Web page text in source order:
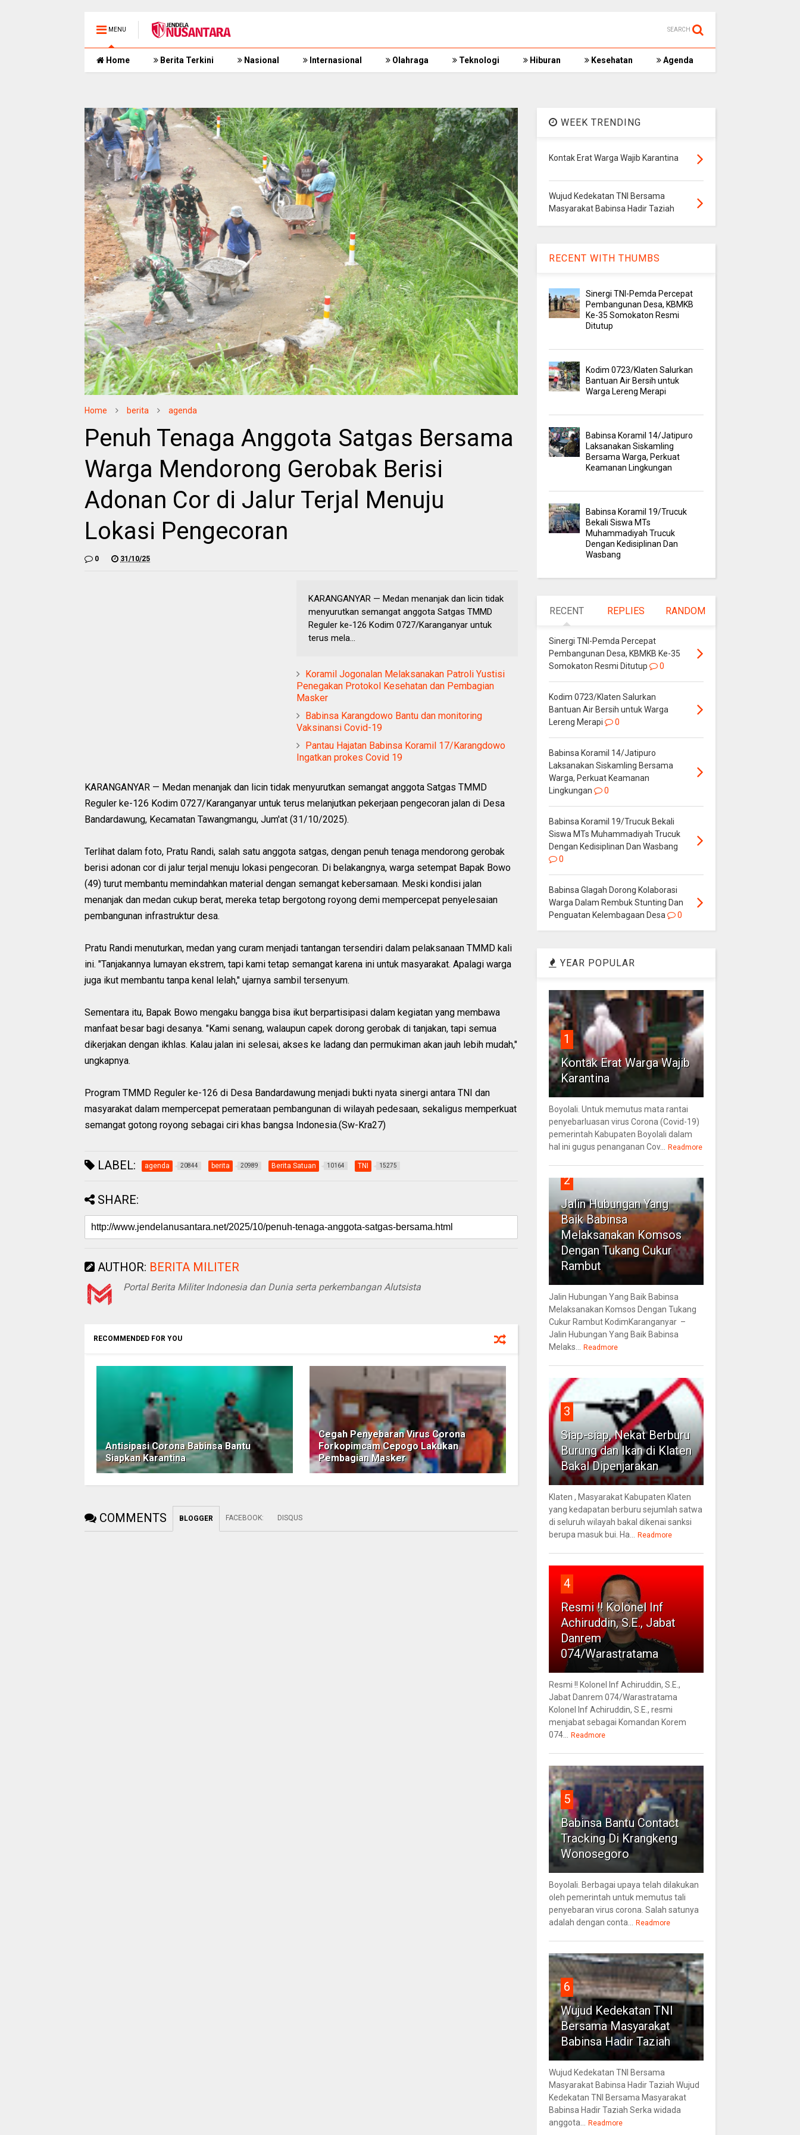
MENU SEARCH
Home Berita Terkini Nasional Internasional Olahraga Teknologi Hiburan Kesehatan Agenda
Home berita agenda
Penuh Tenaga Anggota Satgas Bersama
Warga Mendorong Gerobak Berisi
Adonan Cor di Jalur Terjal Menuju
Lokasi Pengecoran
0 31/10/25
KARANGANYAR — Medan menanjak dan licin tidak
menyurutkan semangat anggota Satgas TMMD
Reguler ke-126 Kodim 0727/Karanganyar untuk
terus mela...
Koramil Jogonalan Melaksanakan Patroli Yustisi
Penegakan Protokol Kesehatan dan Pembagian
Masker
Babinsa Karangdowo Bantu dan monitoring
Vaksinansi Covid-19
Pantau Hajatan Babinsa Koramil 17/Karangdowo
Ingatkan prokes Covid 19
KARANGANYAR — Medan menanjak dan licin tidak menyurutkan semangat anggota Satgas TMMD
Reguler ke-126 Kodim 0727/Karanganyar untuk terus melanjutkan pekerjaan pengecoran jalan di Desa
Bandardawung, Kecamatan Tawangmangu, Jum'at (31/10/2025).
Terlihat dalam foto, Pratu Randi, salah satu anggota satgas, dengan penuh tenaga mendorong gerobak
berisi adonan cor di jalur terjal menuju lokasi pengecoran. Di belakangnya, warga setempat Bapak Bowo
(49) turut membantu memindahkan material dengan semangat kebersamaan. Meski kondisi jalan
menanjak dan medan cukup berat, mereka tetap bergotong royong demi mempercepat penyelesaian
pembangunan infrastruktur desa.
Pratu Randi menuturkan, medan yang curam menjadi tantangan tersendiri dalam pelaksanaan TMMD kali
ini. "Tanjakannya lumayan ekstrem, tapi kami tetap semangat karena ini untuk masyarakat. Apalagi warga
juga ikut membantu tanpa kenal lelah," ujarnya sambil tersenyum.
Sementara itu, Bapak Bowo mengaku bangga bisa ikut berpartisipasi dalam kegiatan yang membawa
manfaat besar bagi desanya. "Kami senang, walaupun capek dorong gerobak di tanjakan, tapi semua
dikerjakan dengan ikhlas. Kalau jalan ini selesai, akses ke ladang dan permukiman akan jauh lebih mudah,"
ungkapnya.
Program TMMD Reguler ke-126 di Desa Bandardawung menjadi bukti nyata sinergi antara TNI dan
masyarakat dalam mempercepat pemerataan pembangunan di wilayah pedesaan, sekaligus memperkuat
semangat gotong royong sebagai ciri khas bangsa Indonesia.(Sw-Kra27)
LABEL: agenda 20844 berita 20989 Berita Satuan 10164 TNI 15275
SHARE:
AUTHOR: BERITA MILITER
Portal Berita Militer Indonesia dan Dunia serta perkembangan Alutsista
RECOMMENDED FOR YOU
Antisipasi Corona Babinsa Bantu
Siapkan Karantina
Cegah Penyebaran Virus Corona
Forkopimcam Cepogo Lakukan
Pembagian Masker
COMMENTS BLOGGER FACEBOOK: DISQUS
WEEK TRENDING
Kontak Erat Warga Wajib Karantina
Wujud Kedekatan TNI Bersama
Masyarakat Babinsa Hadir Taziah
RECENT WITH THUMBS
Sinergi TNI-Pemda Percepat
Pembangunan Desa, KBMKB
Ke-35 Somokaton Resmi
Ditutup
Kodim 0723/Klaten Salurkan
Bantuan Air Bersih untuk
Warga Lereng Merapi
Babinsa Koramil 14/Jatipuro
Laksanakan Siskamling
Bersama Warga, Perkuat
Keamanan Lingkungan
Babinsa Koramil 19/Trucuk
Bekali Siswa MTs
Muhammadiyah Trucuk
Dengan Kedisiplinan Dan
Wasbang
RECENT REPLIES RANDOM
Sinergi TNI-Pemda Percepat
Pembangunan Desa, KBMKB Ke-35
Somokaton Resmi Ditutup
0
Kodim 0723/Klaten Salurkan
Bantuan Air Bersih untuk Warga
Lereng Merapi
0
Babinsa Koramil 14/Jatipuro
Laksanakan Siskamling Bersama
Warga, Perkuat Keamanan
Lingkungan
0
Babinsa Koramil 19/Trucuk Bekali
Siswa MTs Muhammadiyah Trucuk
Dengan Kedisiplinan Dan Wasbang
0
Babinsa Glagah Dorong Kolaborasi
Warga Dalam Rembuk Stunting Dan
Penguatan Kelembagaan Desa
0
YEAR POPULAR
1
Kontak Erat Warga Wajib
Karantina
Boyolali. Untuk memutus mata rantai
penyebarluasan virus Corona (Covid-19)
pemerintah Kabupaten Boyolali dalam
hal ini gugus penanganan Cov... Readmore
2
Jalin Hubungan Yang
Baik Babinsa
Melaksanakan Komsos
Dengan Tukang Cukur
Rambut
Jalin Hubungan Yang Baik Babinsa
Melaksanakan Komsos Dengan Tukang
Cukur Rambut KodimKaranganyar –
Jalin Hubungan Yang Baik Babinsa
Melaks... Readmore
3
Siap-siap, Nekat Berburu
Burung dan Ikan di Klaten
Bakal Dipenjarakan
Klaten , Masyarakat Kabupaten Klaten
yang kedapatan berburu sejumlah satwa
di seluruh wilayah bakal dikenai sanksi
berupa masuk bui. Ha... Readmore
4
Resmi !! Kolonel Inf
Achiruddin, S.E., Jabat
Danrem
074/Warastratama
Resmi !! Kolonel Inf Achiruddin, S.E.,
Jabat Danrem 074/Warastratama
Kolonel Inf Achiruddin, S.E., resmi
menjabat sebagai Komandan Korem
074... Readmore
5
Babinsa Bantu Contact
Tracking Di Krangkeng
Wonosegoro
Boyolali. Berbagai upaya telah dilakukan
oleh pemerintah untuk memutus tali
penyebaran virus corona. Salah satunya
adalah dengan conta... Readmore
6
Wujud Kedekatan TNI
Bersama Masyarakat
Babinsa Hadir Taziah
Wujud Kedekatan TNI Bersama
Masyarakat Babinsa Hadir Taziah Wujud
Kedekatan TNI Bersama Masyarakat
Babinsa Hadir Taziah Serka widada
anggota... Readmore